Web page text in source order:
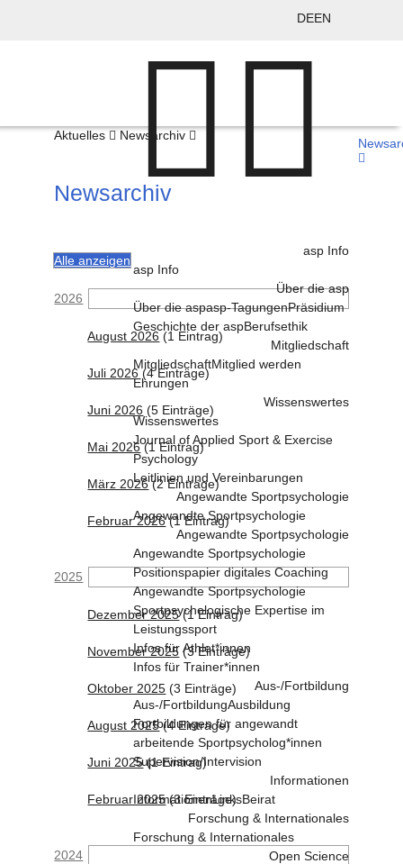
DEEN
asp Info
asp Info
Über die asp
Über die aspasp-TagungenPräsidium
Geschichte der aspBerufsethik
Mitgliedschaft
MitgliedschaftMitglied werden
Ehrungen
Wissenswertes
Wissenswertes
Journal of Applied Sport & Exercise
Psychology
Leitlinien und Vereinbarungen
Angewandte Sportpsychologie
Angewandte Sportpsychologie
Angewandte Sportpsychologie
Angewandte Sportpsychologie
Positionspapier digitales Coaching
Angewandte Sportpsychologie
Sportpsychologische Expertise im
Leistungssport
Infos für Athlet*innen
Infos für Trainer*innen
Aus-/Fortbildung
Aus-/FortbildungAusbildung
Fortbildungen für angewandt
arbeitende Sportpsycholog*innen
Supervision/Intervision
Informationen
InformationenLinksBeirat
Forschung & Internationales
Forschung & Internationales
Open Science
Aktuelles Newsarchiv
Newsarchiv
Alle anzeigen
2026
August 2026 (1 Eintrag)
Juli 2026(4 Einträge)
Juni 2026 (5 Einträge)
Mai 2026(1 Eintrag)
März 2026(2 Einträge)
Februar 2026(1 Eintrag)
2025
Dezember 2025(1 Eintrag)
November 2025(3 Einträge)
Oktober 2025 (3 Einträge)
August 2025(4 Einträge)
Juni 2025(1 Eintrag)
Februar 2025(3 Einträge)
2024